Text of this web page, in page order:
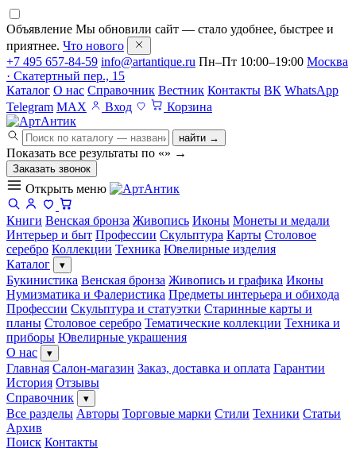
Объявление Мы обновили сайт — стало удобнее, быстрее и
приятнее. Что нового
+7 495 657-84-59 info@artantique.ru Пн–Пт 10:00–19:00 Москва
· Скатертный пер., 15
Каталог О нас Справочник Вестник Контакты ВК WhatsApp
Telegram MAX Вход Корзина
найти →
Показать все результаты по «» →
Заказать звонок
Открыть меню
Книги Венская бронза Живопись Иконы Монеты и медали
Интерьер и быт Профессии Скульптура Карты Столовое
серебро Коллекции Техника Ювелирные изделия
Каталог
▾
Букинистика Венская бронза Живопись и графика Иконы
Нумизматика и Фалеристика Предметы интерьера и обихода
Профессии Скульптура и статуэтки Старинные карты и
планы Столовое серебро Тематические коллекции Техника и
приборы Ювелирные украшения
О нас
▾
Главная Салон-магазин Заказ, доставка и оплата Гарантии
История Отзывы
Справочник
▾
Все разделы Авторы Торговые марки Стили Техники Статьи
Архив
Поиск Контакты